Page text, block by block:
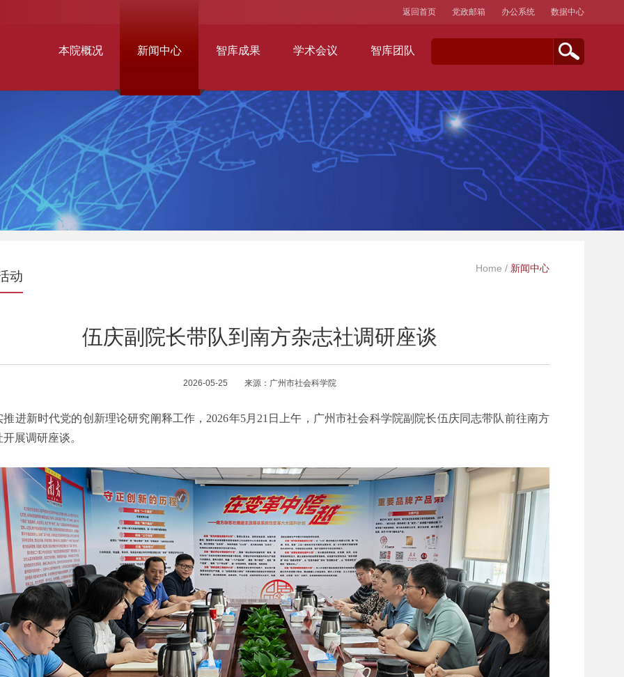
本院概况 新闻中心 智库成果 学术会议 智库团队
返回首页 党政邮箱 办公系统 数据中心
动
Home / 新闻中心
伍庆副院长带队到南方杂志社调研座谈
2026-05-25 来源：广州市社会科学院
推进新时代党的创新理论研究阐释工作，2026年5月21日上午，广州市社会科学院副院长伍庆同志带队前往南方
展调研座谈。